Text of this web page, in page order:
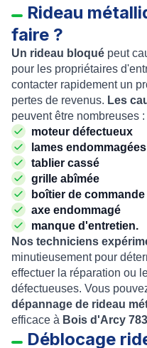
Rideau
faire ?
Un rideau bloqué peut
pour les propriétaires
contacter rapidement un
pertes de revenus. Les
peuvent être nombreuses :
moteur défectueux
lames endommagées
tablier cassé
grille abîmée
boîtier de
axe endommagé
manque d'entretien.
Nos techniciens
minutieusement pour
effectuer la réparation ou
défectueuses. Vous
dépannage de rideau
efficace à Bois d'Arcy
Déblocage